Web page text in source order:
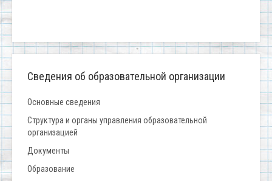
Сведения об образовательной организации
Основные сведения
Структура и органы управления образовательной
организацией
Документы
Образование